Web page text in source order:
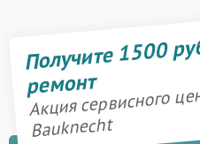
Получите 1500
ремонт
Акция сервисного
Bauknecht